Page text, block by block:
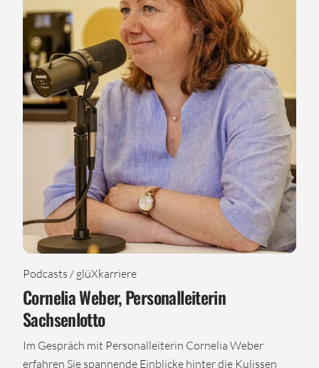
Podcasts / glüXkarriere
Cornelia Weber, Personalleiterin
Sachsenlotto
Im Gespräch mit Personalleiterin Cornelia Weber
erfahren Sie spannende Einblicke hinter die Kulissen